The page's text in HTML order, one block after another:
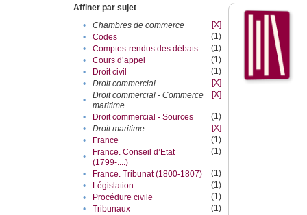
Affiner par sujet
•
Chambres de commerce
[X]
•
Codes
(1)
•
Comptes-rendus des débats
(1)
•
Cours d’appel
(1)
•
Droit civil
(1)
•
Droit commercial
[X]
•
Droit commercial - Commerce
maritime
[X]
• Droit commercial - Sources
(1)
•
Droit maritime
[X]
•
France
(1)
•
France. Conseil d’Etat
(1799-....)
(1)
• France. Tribunat (1800-1807)
(1)
•
Législation
(1)
•
Procédure civile
(1)
•
Tribunaux
(1)